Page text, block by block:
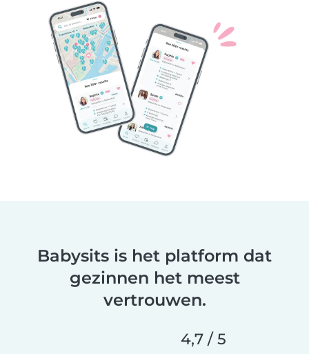
Babysits is het platform dat
gezinnen het meest
vertrouwen.
4,7 / 5